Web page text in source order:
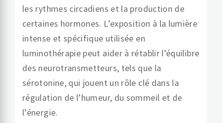
les rythmes circadiens et la production de
certaines hormones. L’exposition à la lumière
intense et spécifique utilisée en
luminothérapie peut aider à rétablir l’équilibre
des neurotransmetteurs, tels que la
sérotonine, qui jouent un rôle clé dans la
régulation de l’humeur, du sommeil et de
l’énergie.